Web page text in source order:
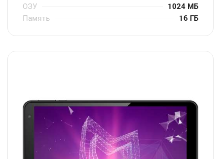
ОЗУ
1024 МБ
Память
16 ГБ